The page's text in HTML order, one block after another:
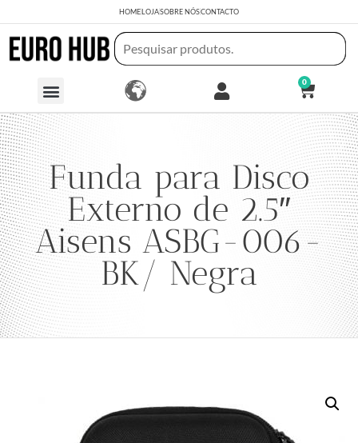
HOMELOJASOBRE NÓSCONTACTO
0
Funda para Disco
Externo de 2.5″
Aisens ASBG-006-
BK/ Negra